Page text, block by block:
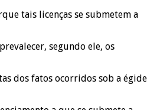
tais licenças se submetem a
segundo ele, os
dos fatos ocorridos sob a égide